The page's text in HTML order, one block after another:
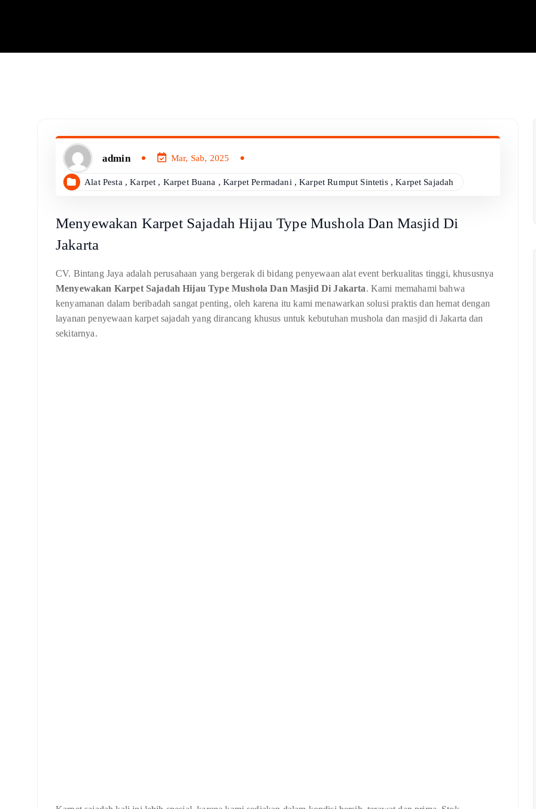
admin Mar, Sab, 2025
Alat Pesta,Karpet , Karpet Buana ,Karpet Permadani,Karpet Rumput Sintetis,Karpet Sajadah
Menyewakan Karpet Sajadah Hijau Type Mushola Dan Masjid Di
Jakarta
CV. Bintang Jaya adalah perusahaan yang bergerak di bidang penyewaan alat event berkualitas tinggi, khususnya
Menyewakan Karpet Sajadah Hijau Type Mushola Dan Masjid Di Jakarta. Kami memahami bahwa
kenyamanan dalam beribadah sangat penting, oleh karena itu kami menawarkan solusi praktis dan hemat dengan
layanan penyewaan karpet sajadah yang dirancang khusus untuk kebutuhan mushola dan masjid di Jakarta dan
sekitarnya.